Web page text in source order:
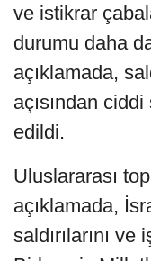
ve istikrar
durumu daha
açıklamada,
açısından
edildi.
Uluslararası
açıklamada,
saldırılarını